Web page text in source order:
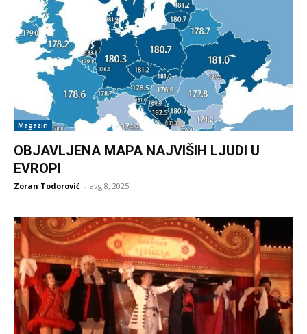
Magazin
OBJAVLJENA MAPA NAJVIŠIH LJUDI U
EVROPI
Zoran Todorović - avg 8, 2025